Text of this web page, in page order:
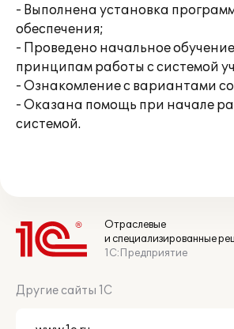
- Выполнена установка
обеспечения;
- Проведено начальное
принципам работы с системой
- Ознакомление с вариантами
- Оказана помощь при начале
системой.
Отраслевые
и специализированные
1С:Предприятие
Другие сайты 1С